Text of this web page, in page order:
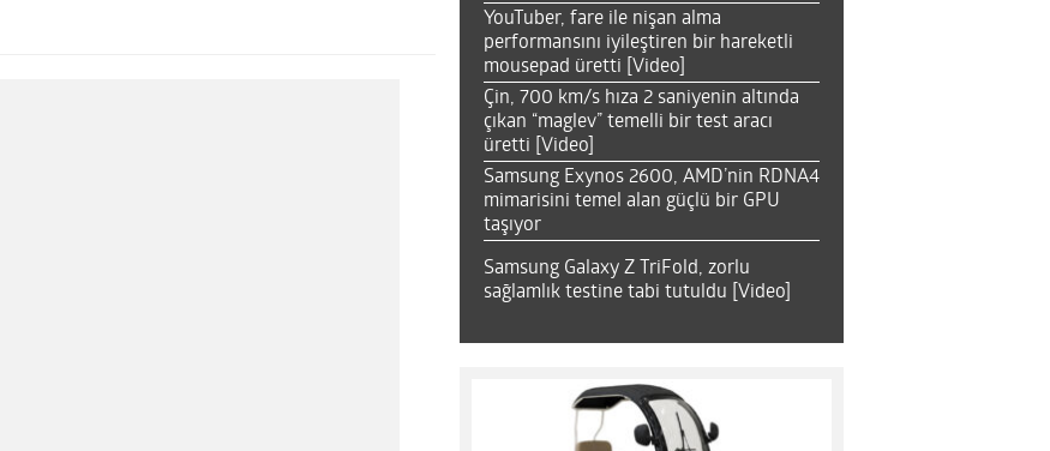
YouTuber, fare ile nişan alma
performansını iyileştiren bir hareketli
mousepad üretti [Video]
Çin, 700 km/s hıza 2 saniyenin altında
çıkan “maglev” temelli bir test aracı
üretti [Video]
Samsung Exynos 2600, AMD’nin RDNA4
mimarisini temel alan güçlü bir GPU
taşıyor
Samsung Galaxy Z TriFold, zorlu
sağlamlık testine tabi tutuldu [Video]